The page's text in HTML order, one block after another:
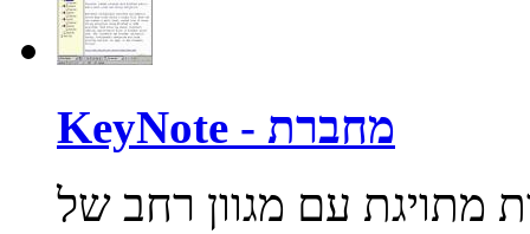
KeyNote - מחברת